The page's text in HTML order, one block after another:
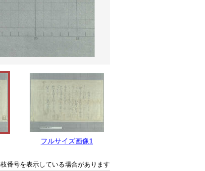
フルサイズ画像1
番号を表示している場合があります